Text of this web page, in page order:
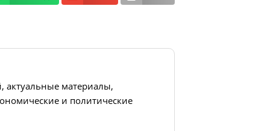
актуальные материалы,
и политические